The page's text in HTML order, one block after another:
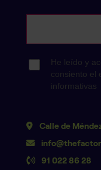
Calle de
91 022 86 28